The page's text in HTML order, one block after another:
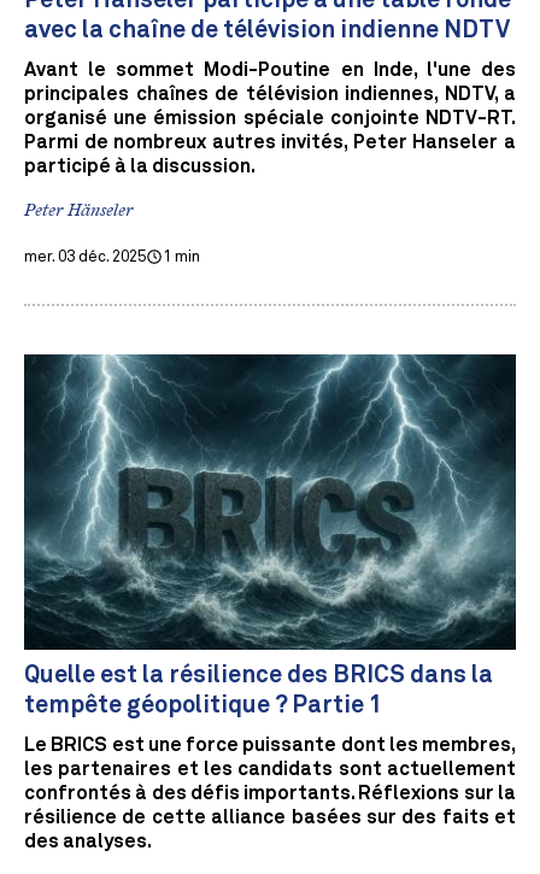
avec la chaîne de télévision indienne NDTV
Avant le sommet Modi-Poutine en Inde, l'une des
principales chaînes de télévision indiennes, NDTV, a
organisé une émission spéciale conjointe NDTV-RT.
Parmi de nombreux autres invités, Peter Hanseler a
participé à la discussion.
Peter Hänseler
mer. 03 déc. 2025 1 min
Quelle est la résilience des BRICS dans la
tempête géopolitique ? Partie 1
Le BRICS est une force puissante dont les membres,
les partenaires et les candidats sont actuellement
confrontés à des défis importants. Réflexions sur la
résilience de cette alliance basées sur des faits et
des analyses.